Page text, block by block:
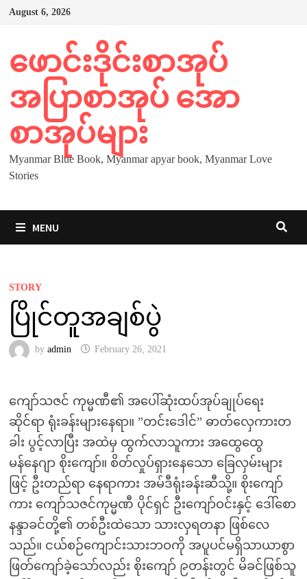
Skip
August 6, 2026
ဖောင်းဒိုင်းစာအုပ်
အပြာစာအုပ် အော
စာအုပ်များ
Myanmar Blue Book, Myanmar apyar book, Myanmar Love
Stories
MENU
STORY
ပြိုင်တူအချစ်ပွဲ
by admin February 26, 2021
ကျော်သဇင် ကုမ္မဏီ၏ အပေါ်ဆုံးထပ်အုပ်ချုပ်ရေး
ဆိုင်ရာ ရုံးခန်းများနေရာ။ ”တင်းဒေါင်” ဓာတ်လှေကားတ
ခါး ပွင့်လာပြီး အထဲမှ ထွက်လာသူကား အထွေထွေ
မန်နေဂျာ စိုးကျော်။ စိတ်လှုပ်ရှားနေသော ခြေလှမ်းများ
ဖြင့် ဦးတည်ရာ နေရာကား အမ်ဒီရုံးခန်းဆီသို့။ စိုးကျော်
ကား ကျော်သဇင်ကုမ္မဏီ ပိုင်ရှင် ဦးကျော်ဝင်းနှင့် ဒေါ်စော
နန္ဒာခင်တို့၏ တစ်ဦးထဲသော သားလှရတနာ ဖြစ်လေ
သည်။ ငယ်စဉ်ကျောင်းသားဘဝကို အပူပင်မရှိသာယာစွာ
ဖြတ်ကျော်ခဲ့သော်လည်း စိုးကျော် ၉တန်းတွင် မိခင်ဖြစ်သူ